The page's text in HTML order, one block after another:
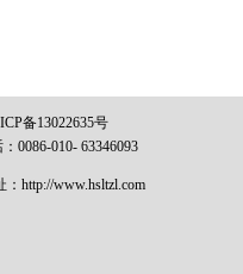
备13022635号
010- 63346093
http://www.hsltzl.com